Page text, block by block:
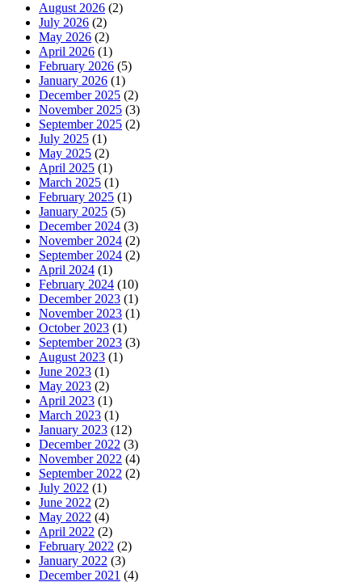
August 2026 (2)
July 2026 (2)
May 2026 (2)
April 2026 (1)
February 2026 (5)
January 2026 (1)
December 2025 (2)
November 2025 (3)
September 2025 (2)
July 2025 (1)
May 2025 (2)
April 2025 (1)
March 2025 (1)
February 2025 (1)
January 2025 (5)
December 2024 (3)
November 2024 (2)
September 2024 (2)
April 2024 (1)
February 2024 (10)
December 2023 (1)
November 2023 (1)
October 2023 (1)
September 2023 (3)
August 2023 (1)
June 2023 (1)
May 2023 (2)
April 2023 (1)
March 2023 (1)
January 2023 (12)
December 2022 (3)
November 2022 (4)
September 2022 (2)
July 2022 (1)
June 2022 (2)
May 2022 (4)
April 2022 (2)
February 2022 (2)
January 2022 (3)
December 2021 (4)